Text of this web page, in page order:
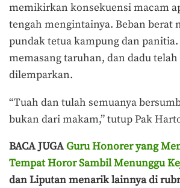
memikirkan konsekuensi macam
tengah mengintainya. Beban berat
pundak tetua kampung dan
memasang taruhan, dan dadu telah
dilemparkan.
“Tuah dan tulah semuanya
bukan dari makam,” tutup Pak
BACA JUGAGuru Honorer yang
Tempat Horor Sambil Menunggu
dan Liputan menarik lainnya di